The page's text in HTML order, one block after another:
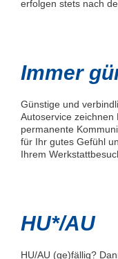
erfolgen stets nach
Immer
Günstige und
Autoservice zeichnen
permanente
für Ihr gutes Gefühl
Ihrem
HU*/AU
HU/AU (ge)fällig?